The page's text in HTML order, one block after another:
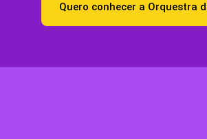
Quero conhecer a Orquestra